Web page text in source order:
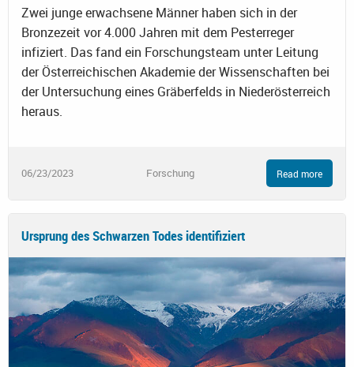
Zwei junge erwachsene Männer haben sich in der
Bronzezeit vor 4.000 Jahren mit dem Pesterreger
infiziert. Das fand ein Forschungsteam unter Leitung
der Österreichischen Akademie der Wissenschaften bei
der Untersuchung eines Gräberfelds in Niederösterreich
heraus.
06/23/2023 Forschung Read more
Ursprung des Schwarzen Todes identifiziert